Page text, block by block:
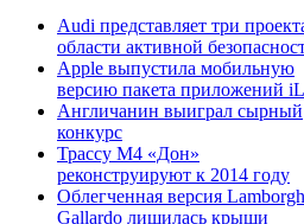
Audi представляет три
области активной
Apple выпустила мобильную
версию пакета приложений
Англичанин выиграл сырный
конкурс
Трассу М4 «Дон»
реконструируют к 2014 году
Облегченная версия
Gallardo лишилась крыши